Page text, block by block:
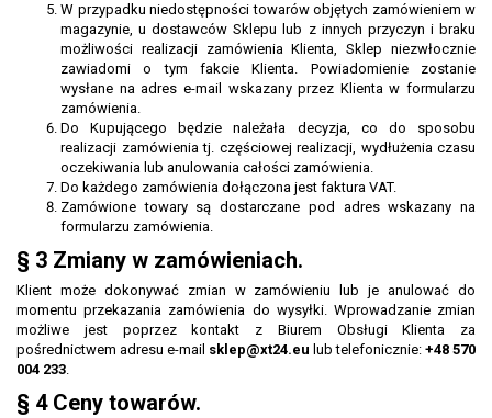
W przypadku niedostępności towarów objętych zamówieniem w
magazynie, u dostawców Sklepu lub z innych przyczyn i braku
możliwości realizacji zamówienia Klienta, Sklep niezwłocznie
zawiadomi o tym fakcie Klienta. Powiadomienie zostanie
wysłane na adres e-mail wskazany przez Klienta w formularzu
zamówienia.
Do Kupującego będzie należała decyzja, co do sposobu
realizacji zamówienia tj. częściowej realizacji, wydłużenia czasu
oczekiwania lub anulowania całości zamówienia.
Do każdego zamówienia dołączona jest faktura VAT.
Zamówione towary są dostarczane pod adres wskazany na
formularzu zamówienia.
§ 3 Zmiany w zamówieniach.
Klient może dokonywać zmian w zamówieniu lub je anulować do
momentu przekazania zamówienia do wysyłki. Wprowadzanie zmian
możliwe jest poprzez kontakt z Biurem Obsługi Klienta za
pośrednictwem adresu e-mail sklep@xt24.eu lub telefonicznie: +48 570
004 233.
§ 4 Ceny towarów.